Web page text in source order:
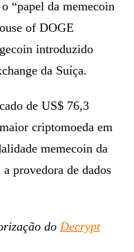
“papel da memecoin
of DOGE
introduzido
da Suíça.
de US$ 76,3
criptomoeda em
memecoin da
provedora de dados
do Decrypt